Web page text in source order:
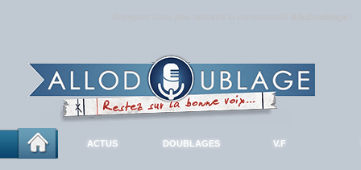
ACTUS DOUBLAGES V.F